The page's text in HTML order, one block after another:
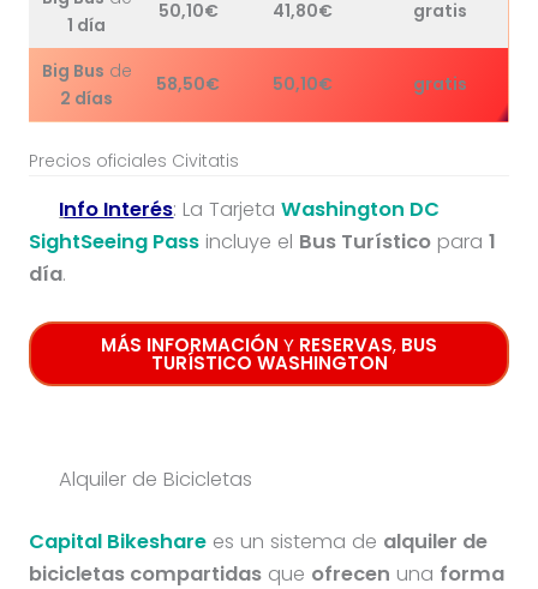
1 día
50,10€ 41,80€ gratis
Big Bus de
2 días
58,50€ 50,10€ gratis
Precios oficiales Civitatis
Info Interés: La TarjetaWashington DC
SightSeeing Passincluye el Bus Turísticopara 1
día.
MÁS INFORMACIÓN Y RESERVAS, BUS
TURÍSTICO WASHINGTON
Alquiler de Bicicletas
Capital Bikesharees un sistema de alquiler de
bicicletas compartidasque ofrecen una forma